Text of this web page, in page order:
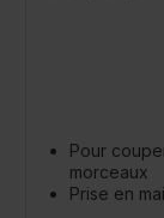
Pour
morceaux
Prise en